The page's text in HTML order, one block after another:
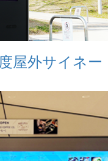
屋外サイネー